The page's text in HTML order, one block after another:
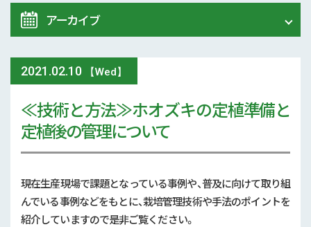
2021.02.10 【Wed】
≪技術と方法≫ホオズキの定植準備と
定植後の管理について
現在生産現場で課題となっている事例や、普及に向けて取り組
んでいる事例などをもとに、栽培管理技術や手法のポイントを
紹介していますので是非ご覧ください。
令和8年 熊本地震関連情報
農業大学校
スマート農業
技術と方法
アーカイブ
2026年 (74)
2025年 (107)
2024年 (125)
2022年 (170)